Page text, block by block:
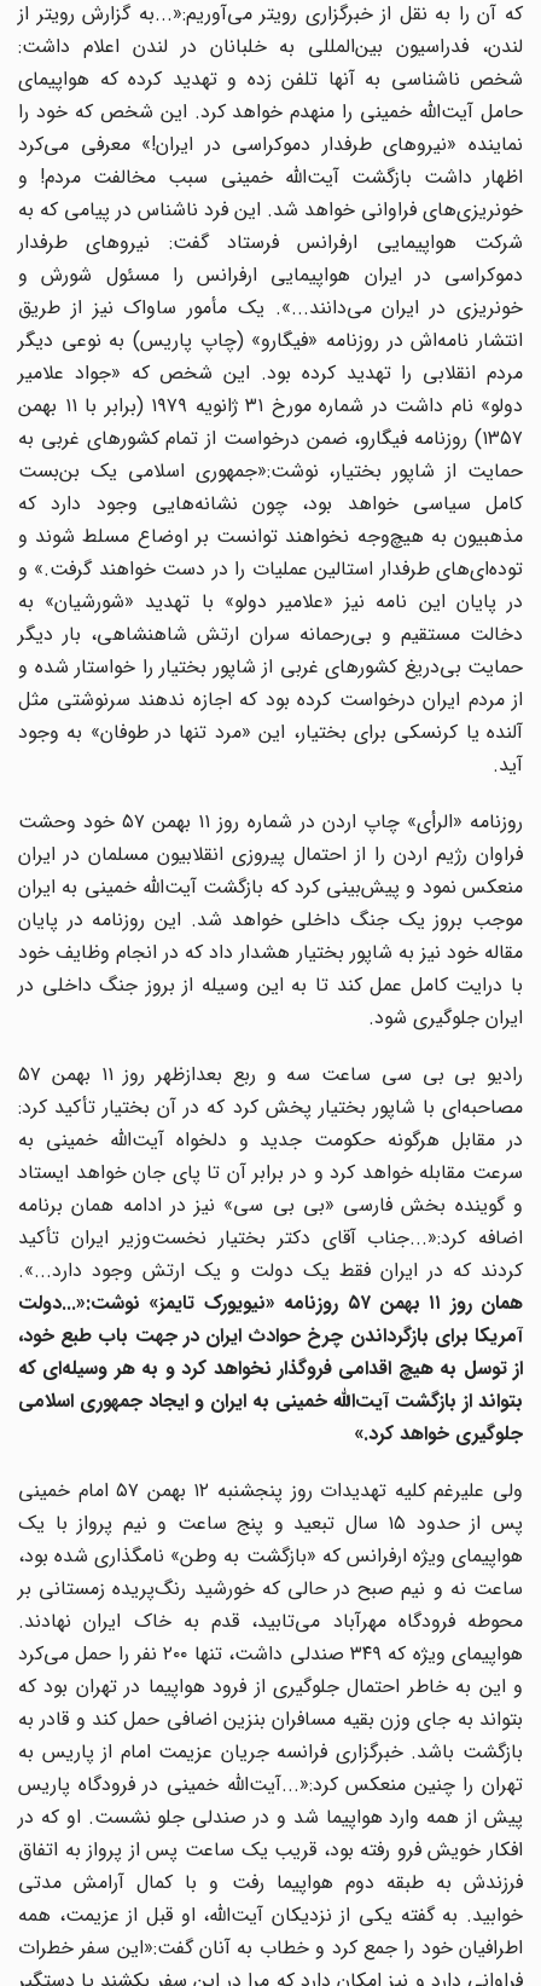
که آن را به نقل از خبرگزاری رویتر می‌آوریم:«...به گزارش رویتر از
لندن، فدراسیون بین‌المللی به خلبانان در لندن اعلام داشت:
شخص ناشناسی به آنها تلفن زده و تهدید کرده که هواپیمای
حامل آیت‌الله خمینی را منهدم خواهد کرد. این شخص که خود را
نماینده «نیروهای طرفدار دموکراسی در ایران!» معرفی می‌کرد
اظهار داشت بازگشت آیت‌الله خمینی سبب مخالفت مردم! و
خونریزی‌های فراوانی خواهد شد. این فرد ناشناس در پیامی که به
شرکت هواپیمایی ارفرانس فرستاد گفت: نیروهای طرفدار
دموکراسی در ایران هواپیمایی ارفرانس را مسئول شورش و
خونریزی در ایران می‌دانند...». یک مأمور ساواک نیز از طریق
انتشار نامه‌اش در روزنامه «فیگارو» (چاپ پاریس) به نوعی دیگر
مردم انقلابی را تهدید کرده بود. این شخص که «جواد علامیر
دولو» نام داشت در شماره مورخ ۳۱ ژانویه ۱۹۷۹ (برابر با ۱۱ بهمن
۱۳۵۷) روزنامه فیگارو، ضمن درخواست از تمام کشورهای غربی به
حمایت از شاپور بختیار، نوشت:«جمهوری اسلامی یک بن‌بست
کامل سیاسی خواهد بود، چون نشانه‌هایی وجود دارد که
مذهبیون به هیچ‌وجه نخواهند توانست بر اوضاع مسلط شوند و
توده‌ای‌های طرفدار استالین عملیات را در دست خواهند گرفت.» و
در پایان این نامه نیز «علامیر دولو» با تهدید «شورشیان» به
دخالت مستقیم و بی‌رحمانه سران ارتش شاهنشاهی، بار دیگر
حمایت بی‌دریغ کشورهای غربی از شاپور بختیار را خواستار شده و
از مردم ایران درخواست کرده بود که اجازه ندهند سرنوشتی مثل
آلنده یا کرنسکی برای بختیار، این «مرد تنها در طوفان» به وجود
آید.
روزنامه «الرأی» چاپ اردن در شماره روز ۱۱ بهمن ۵۷ خود وحشت
فراوان رژیم اردن را از احتمال پیروزی انقلابیون مسلمان در ایران
منعکس نمود و پیش‌بینی کرد که بازگشت آیت‌الله خمینی به ایران
موجب بروز یک جنگ داخلی خواهد شد. این روزنامه در پایان
مقاله خود نیز به شاپور بختیار هشدار داد که در انجام وظایف خود
با درایت کامل عمل کند تا به این وسیله از بروز جنگ داخلی در
ایران جلوگیری شود.
رادیو بی بی سی ساعت سه و ربع بعدازظهر روز ۱۱ بهمن ۵۷
مصاحبه‌ای با شاپور بختیار پخش کرد که در آن بختیار تأکید کرد:
در مقابل هرگونه حکومت جدید و دلخواه آیت‌الله خمینی به
سرعت مقابله خواهد کرد و در برابر آن تا پای جان خواهد ایستاد
و گوینده بخش فارسی «بی بی سی» نیز در ادامه همان برنامه
اضافه کرد:«...جناب آقای دکتر بختیار نخست‌وزیر ایران تأکید
کردند که در ایران فقط یک دولت و یک ارتش وجود دارد...».
همان روز ۱۱ بهمن ۵۷ روزنامه «نیویورک تایمز» نوشت:«...دولت
آمریکا برای بازگرداندن چرخ حوادث ایران در جهت باب طبع خود،
از توسل به هیچ اقدامی فروگذار نخواهد کرد و به هر وسیله‌ای که
بتواند از بازگشت آیت‌الله خمینی به ایران و ایجاد جمهوری اسلامی
جلوگیری خواهد کرد.»
ولی علیرغم کلیه تهدیدات روز پنجشنبه ۱۲ بهمن ۵۷ امام خمینی
پس از حدود ۱۵ سال تبعید و پنج ساعت و نیم پرواز با یک
هواپیمای ویژه ارفرانس که «بازگشت به وطن» نامگذاری شده بود،
ساعت نه و نیم صبح در حالی که خورشید رنگ‌پریده زمستانی بر
محوطه فرودگاه مهرآباد می‌تابید، قدم به خاک ایران نهادند.
هواپیمای ویژه که ۳۴۹ صندلی داشت، تنها ۲۰۰ نفر را حمل می‌کرد
و این به خاطر احتمال جلوگیری از فرود هواپیما در تهران بود که
بتواند به جای وزن بقیه مسافران بنزین اضافی حمل کند و قادر به
بازگشت باشد. خبرگزاری فرانسه جریان عزیمت امام از پاریس به
تهران را چنین منعکس کرد:«...آیت‌الله خمینی در فرودگاه پاریس
پیش از همه وارد هواپیما شد و در صندلی جلو نشست. او که در
افکار خویش فرو رفته بود، قریب یک ساعت پس از پرواز به اتفاق
فرزندش به طبقه دوم هواپیما رفت و با کمال آرامش مدتی
خوابید. به گفته یکی از نزدیکان آیت‌الله، او قبل از عزیمت، همه
اطرافیان خود را جمع کرد و خطاب به آنان گفت:«این سفر خطرات